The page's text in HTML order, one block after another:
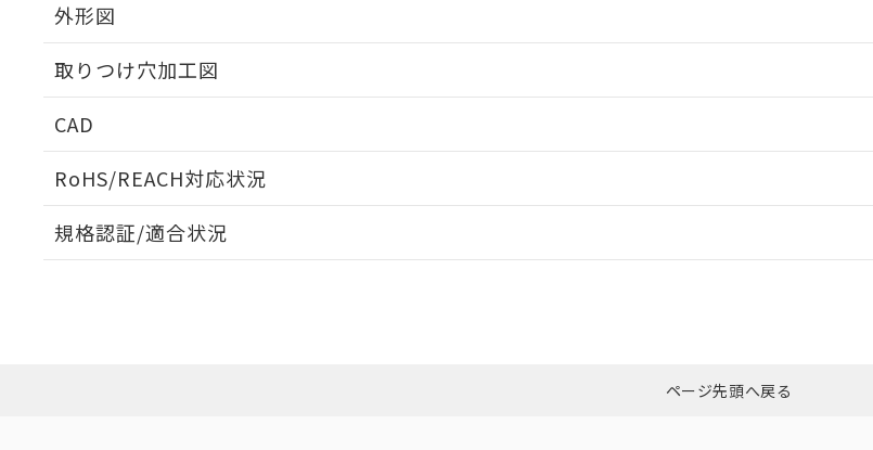
外形図
取りつけ穴加工図
CAD
RoHS/REACH対応状況
EU RoHS 注意事項・凡例
ダウンロードはこちら
規格認証/適合状況
ページ先頭へ戻る